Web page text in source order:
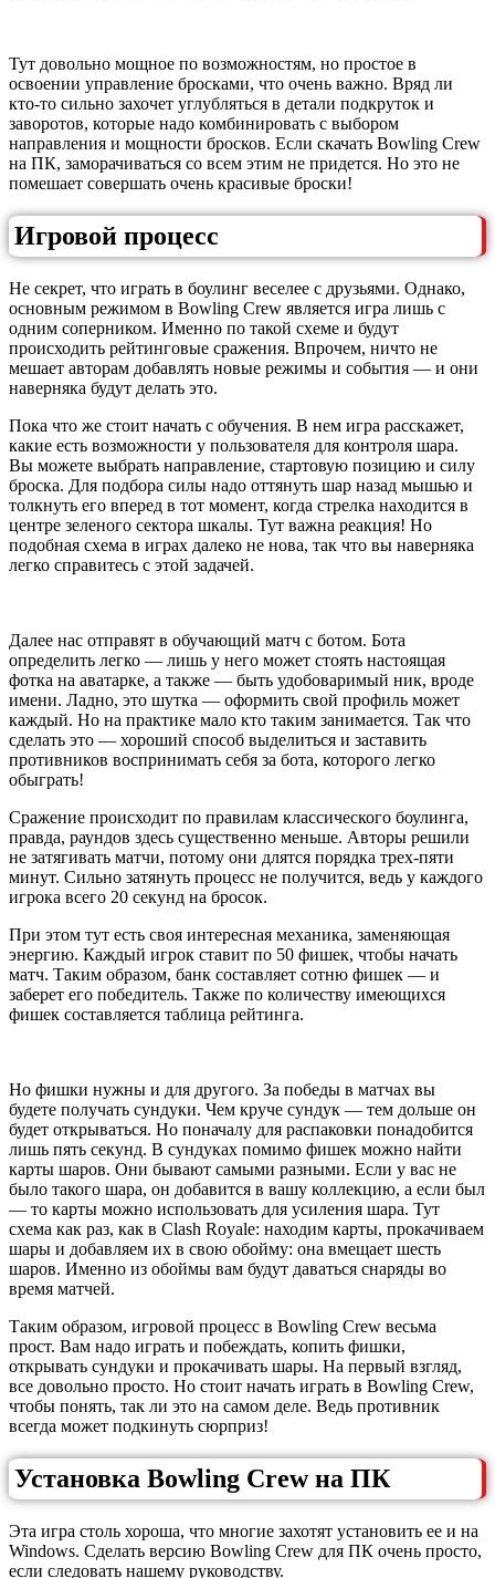
Тут довольно мощное по возможностям, но простое в
освоении управление бросками, что очень важно. Вряд ли
кто-то сильно захочет углубляться в детали подкруток и
заворотов, которые надо комбинировать с выбором
направления и мощности бросков. Если скачать Bowling Crew
на ПК, заморачиваться со всем этим не придется. Но это не
помешает совершать очень красивые броски!
Игровой процесс
Не секрет, что играть в боулинг веселее с друзьями. Однако,
основным режимом в Bowling Crew является игра лишь с
одним соперником. Именно по такой схеме и будут
происходить рейтинговые сражения. Впрочем, ничто не
мешает авторам добавлять новые режимы и события — и они
наверняка будут делать это.
Пока что же стоит начать с обучения. В нем игра расскажет,
какие есть возможности у пользователя для контроля шара.
Вы можете выбрать направление, стартовую позицию и силу
броска. Для подбора силы надо оттянуть шар назад мышью и
толкнуть его вперед в тот момент, когда стрелка находится в
центре зеленого сектора шкалы. Тут важна реакция! Но
подобная схема в играх далеко не нова, так что вы наверняка
легко справитесь с этой задачей.
Далее нас отправят в обучающий матч с ботом. Бота
определить легко — лишь у него может стоять настоящая
фотка на аватарке, а также — быть удобоваримый ник, вроде
имени. Ладно, это шутка — оформить свой профиль может
каждый. Но на практике мало кто таким занимается. Так что
сделать это — хороший способ выделиться и заставить
противников воспринимать себя за бота, которого легко
обыграть!
Сражение происходит по правилам классического боулинга,
правда, раундов здесь существенно меньше. Авторы решили
не затягивать матчи, потому они длятся порядка трех-пяти
минут. Сильно затянуть процесс не получится, ведь у каждого
игрока всего 20 секунд на бросок.
При этом тут есть своя интересная механика, заменяющая
энергию. Каждый игрок ставит по 50 фишек, чтобы начать
матч. Таким образом, банк составляет сотню фишек — и
заберет его победитель. Также по количеству имеющихся
фишек составляется таблица рейтинга.
Но фишки нужны и для другого. За победы в матчах вы
будете получать сундуки. Чем круче сундук — тем дольше он
будет открываться. Но поначалу для распаковки понадобится
лишь пять секунд. В сундуках помимо фишек можно найти
карты шаров. Они бывают самыми разными. Если у вас не
было такого шара, он добавится в вашу коллекцию, а если был
— то карты можно использовать для усиления шара. Тут
схема как раз, как в Clash Royale: находим карты, прокачиваем
шары и добавляем их в свою обойму: она вмещает шесть
шаров. Именно из обоймы вам будут даваться снаряды во
время матчей.
Таким образом, игровой процесс в Bowling Crew весьма
прост. Вам надо играть и побеждать, копить фишки,
открывать сундуки и прокачивать шары. На первый взгляд,
все довольно просто. Но стоит начать играть в Bowling Crew,
чтобы понять, так ли это на самом деле. Ведь противник
всегда может подкинуть сюрприз!
Установка Bowling Crew на ПК
Эта игра столь хороша, что многие захотят установить ее и на
Windows. Сделать версию Bowling Crew для ПК очень просто,
если следовать нашему руководству.